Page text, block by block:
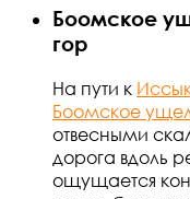
Боомское
гор
На пути к
Боомское
отвесными
дорога вдоль
ощущается